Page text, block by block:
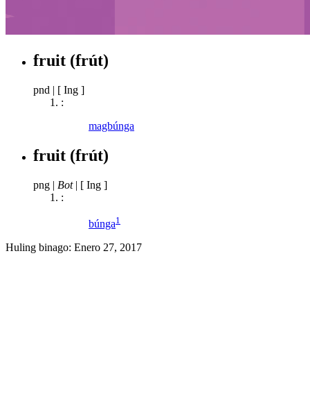
fruit (frút)
pnd | [ Ing ]
:
magbúnga
fruit (frút)
png | Bot | [ Ing ]
:
búnga1
Huling binago: Enero 27, 2017